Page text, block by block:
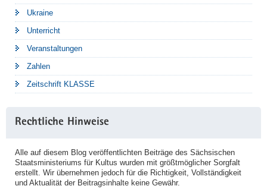
Ukraine
Unterricht
Veranstaltungen
Zahlen
Zeitschrift KLASSE
Rechtliche Hinweise
Alle auf diesem Blog veröffentlichten Beiträge des Sächsischen
Staatsministeriums für Kultus wurden mit größtmöglicher Sorgfalt
erstellt. Wir übernehmen jedoch für die Richtigkeit, Vollständigkeit
und Aktualität der Beitragsinhalte keine Gewähr.